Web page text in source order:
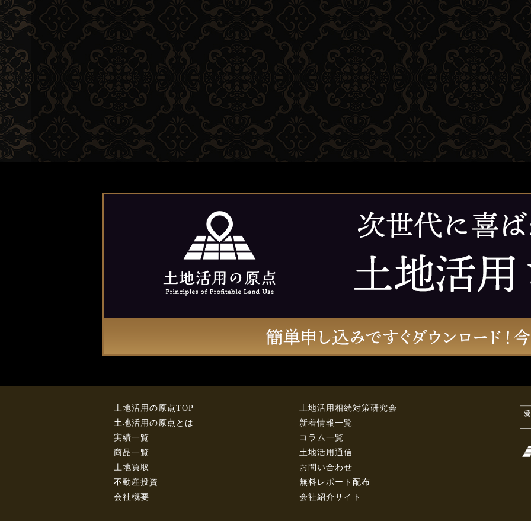
土地活用の原点TOP
土地活用相続対策研究会
土地活用の原点とは
新着情報一覧
実績一覧
コラム一覧
商品一覧
土地活用通信
土地買取
お問い合わせ
不動産投資
無料レポート配布
会社概要
会社紹介サイト